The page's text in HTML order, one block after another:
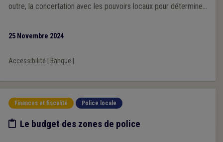
outre, la concertation avec les pouvoirs locaux pour déterminer
25 Novembre 2024
Accessibilité Banque
Finances et fiscalité Police locale
Etude/chiffres
Le budget des zones de police